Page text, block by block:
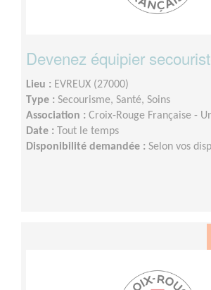
Devenez équipier
Lieu : EVREUX (27000)
Type : Secourisme, Santé, Soins
Association : Croix-Rouge Française -
Date : Tout le temps
Disponibilité demandée : Selon vos